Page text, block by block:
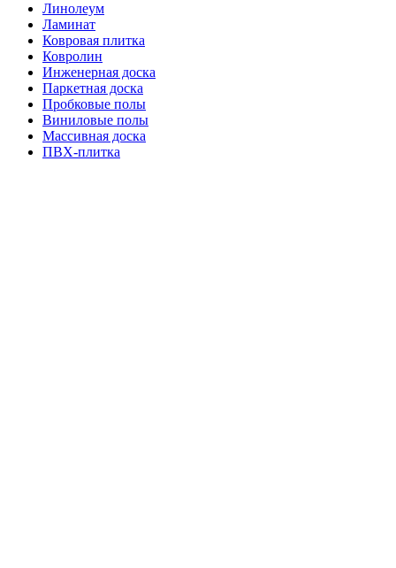
Линолеум
Ламинат
Ковровая плитка
Ковролин
Инженерная доска
Паркетная доска
Пробковые полы
Виниловые полы
Массивная доска
ПВХ-плитка